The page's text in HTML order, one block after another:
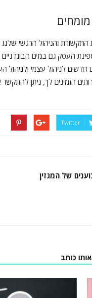
התקשורת והניהול הרגשי
העסק גם במים
חדשים לניהול עצמי
לך, ניתן להתקשר אלינו
Twitter
של המגזין
כותב